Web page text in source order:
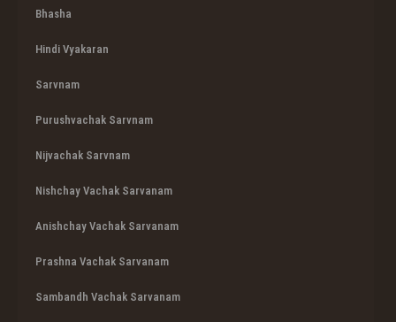
Bhasha
Hindi Vyakaran
Sarvnam
Purushvachak Sarvnam
Nijvachak Sarvnam
Nishchay Vachak Sarvanam
Anishchay Vachak Sarvanam
Prashna Vachak Sarvanam
Sambandh Vachak Sarvanam